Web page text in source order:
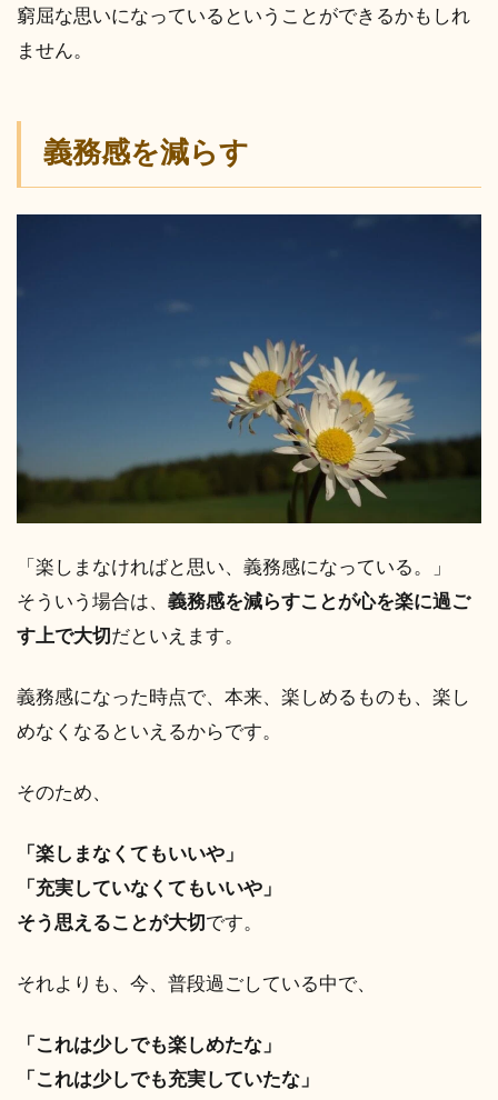
窮屈な思いになっているということができるかもしれ
ません。
義務感を減らす
「楽しまなければと思い、義務感になっている。」
そういう場合は、 義務感を減らすことが心を楽に過ご
す上で大切 だといえます。
義務感になった時点で、本来、楽しめるものも、楽し
めなくなるといえるからです。
そのため、
「楽しまなくてもいいや」
「充実していなくてもいいや」
そう思えることが大切 です。
それよりも、今、普段過ごしている中で、
「これは少しでも楽しめたな」
「これは少しでも充実していたな」